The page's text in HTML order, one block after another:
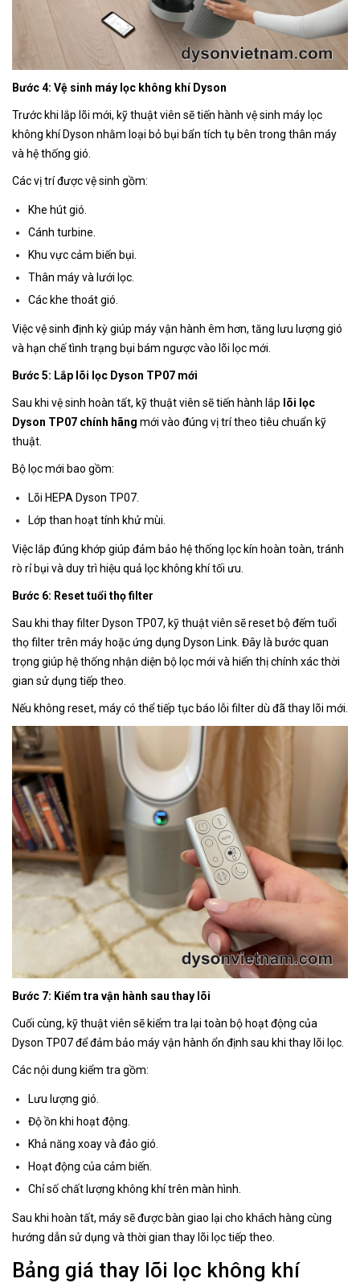
Bước 4: Vệ sinh máy lọc không khí Dyson
Trước khi lắp lõi mới, kỹ thuật viên sẽ tiến hành vệ sinh máy lọc
không khí Dyson nhằm loại bỏ bụi bẩn tích tụ bên trong thân máy
và hệ thống gió.
Các vị trí được vệ sinh gồm:
Khe hút gió.
Cánh turbine.
Khu vực cảm biến bụi.
Thân máy và lưới lọc.
Các khe thoát gió.
Việc vệ sinh định kỳ giúp máy vận hành êm hơn, tăng lưu lượng gió
và hạn chế tình trạng bụi bám ngược vào lõi lọc mới.
Bước 5: Lắp lõi lọc Dyson TP07 mới
Sau khi vệ sinh hoàn tất, kỹ thuật viên sẽ tiến hành lắp lõi lọc
Dyson TP07 chính hãng mới vào đúng vị trí theo tiêu chuẩn kỹ
thuật.
Bộ lọc mới bao gồm:
Lõi HEPA Dyson TP07.
Lớp than hoạt tính khử mùi.
Việc lắp đúng khớp giúp đảm bảo hệ thống lọc kín hoàn toàn, tránh
rò rỉ bụi và duy trì hiệu quả lọc không khí tối ưu.
Bước 6: Reset tuổi thọ filter
Sau khi thay filter Dyson TP07, kỹ thuật viên sẽ reset bộ đếm tuổi
thọ filter trên máy hoặc ứng dụng Dyson Link. Đây là bước quan
trọng giúp hệ thống nhận diện bộ lọc mới và hiển thị chính xác thời
gian sử dụng tiếp theo.
Nếu không reset, máy có thể tiếp tục báo lỗi filter dù đã thay lõi mới.
Bước 7: Kiểm tra vận hành sau thay lõi
Cuối cùng, kỹ thuật viên sẽ kiểm tra lại toàn bộ hoạt động của
Dyson TP07 để đảm bảo máy vận hành ổn định sau khi thay lõi lọc.
Các nội dung kiểm tra gồm:
Lưu lượng gió.
Độ ồn khi hoạt động.
Khả năng xoay và đảo gió.
Hoạt động của cảm biến.
Chỉ số chất lượng không khí trên màn hình.
Sau khi hoàn tất, máy sẽ được bàn giao lại cho khách hàng cùng
hướng dẫn sử dụng và thời gian thay lõi lọc tiếp theo.
Bảng giá thay lõi lọc không khí